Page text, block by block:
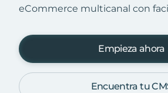
eCommerce multicanal con
Empieza ahora
Encuentra tu